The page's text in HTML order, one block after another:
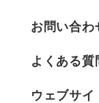
お問い合わ
よくある質
ウェブサ